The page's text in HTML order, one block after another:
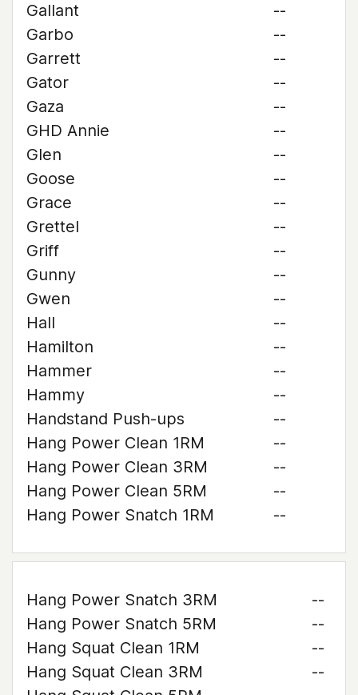
Gallant
--
Garbo
--
Garrett
--
Gator
--
Gaza
--
GHD Annie
--
Glen
--
Goose
--
Grace
--
Grettel
--
Griff
--
Gunny
--
Gwen
--
Hall
--
Hamilton
--
Hammer
--
Hammy
--
Handstand Push-ups
--
Hang Power Clean 1RM
--
Hang Power Clean 3RM
--
Hang Power Clean 5RM
--
Hang Power Snatch 1RM
--
Hang Power Snatch 3RM
--
Hang Power Snatch 5RM
--
Hang Squat Clean 1RM
--
Hang Squat Clean 3RM
--